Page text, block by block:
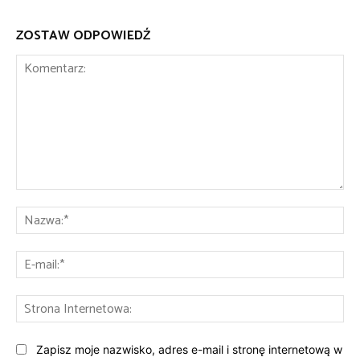
ZOSTAW ODPOWIEDŹ
Zapisz moje nazwisko, adres e-mail i stronę internetową w